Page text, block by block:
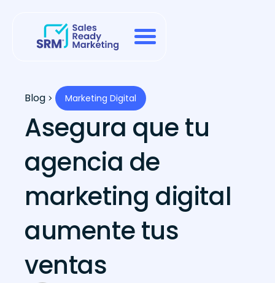
Blog Marketing Digital
Asegura que tu
agencia de
marketing digital
aumente tus
ventas